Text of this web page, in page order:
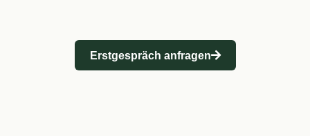
Erstgespräch anfragen